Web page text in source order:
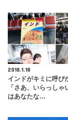
2018.1.18
インドがキミに呼び
「さあ、いらっしゃ
はあなたな…